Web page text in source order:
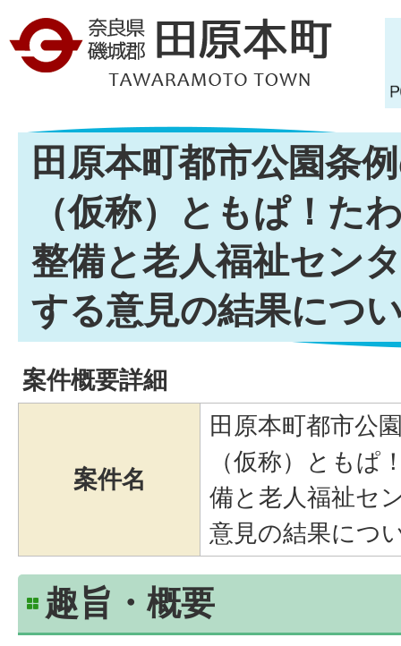
田原本町都市公園条
（仮称）ともぱ！た
整備と老人福祉セン
する意見の結果につ
案件概要詳細
案件名
田原本町都市公
（仮称）ともぱ
備と老人福祉セ
意見の結果につ
趣旨・概要